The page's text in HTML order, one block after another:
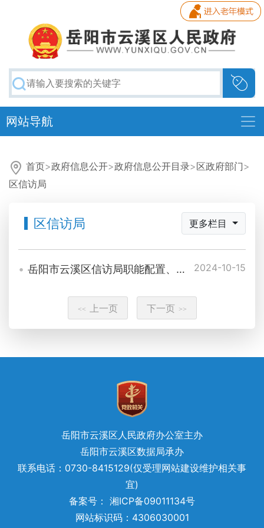
网站导航
首页>政府信息公开>政府信息公开目录>区政府部门>
区信访局
区信访局 更多栏目
岳阳市云溪区信访局职能配置、内设机构 2024-10-15
<< 上一页 下一页 >>
岳阳市云溪区人民政府办公室主办
岳阳市云溪区数据局承办
联系电话：0730-8415129(仅受理网站建设维护相关事
宜)
备案号： 湘ICP备09011134号
网站标识码：4306030001